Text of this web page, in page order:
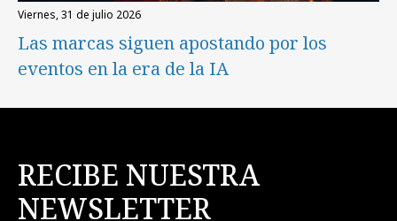
viernes, 31 de julio 2026
Las marcas siguen apostando por los
eventos en la era de la IA
RECIBE NUESTRA
NEWSLETTER